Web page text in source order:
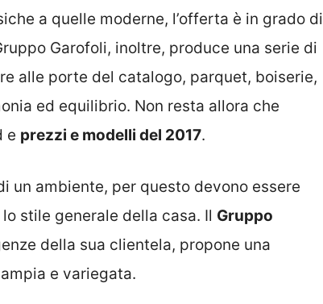
a quelle moderne, l’offerta è in grado di
Garofoli, inoltre, produce una serie di
alle porte del catalogo, parquet, boiserie,
ed equilibrio. Non resta allora che
e prezzi e modelli del 2017.
un ambiente, per questo devono essere
stile generale della casa. Il Gruppo
della sua clientela, propone una
e variegata.